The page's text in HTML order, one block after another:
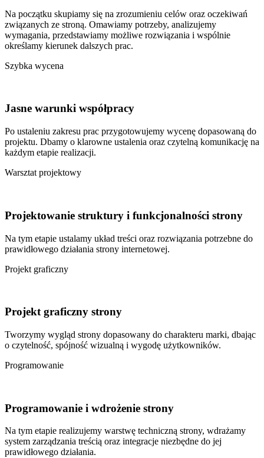
Na początku skupiamy się na zrozumieniu celów oraz oczekiwań
związanych ze stroną. Omawiamy potrzeby, analizujemy
wymagania, przedstawiamy możliwe rozwiązania i wspólnie
określamy kierunek dalszych prac.
Szybka wycena
Jasne warunki współpracy
Po ustaleniu zakresu prac przygotowujemy wycenę dopasowaną do
projektu. Dbamy o klarowne ustalenia oraz czytelną komunikację na
każdym etapie realizacji.
Warsztat projektowy
Projektowanie struktury i funkcjonalności strony
Na tym etapie ustalamy układ treści oraz rozwiązania potrzebne do
prawidłowego działania strony internetowej.
Projekt graficzny
Projekt graficzny strony
Tworzymy wygląd strony dopasowany do charakteru marki, dbając
o czytelność, spójność wizualną i wygodę użytkowników.
Programowanie
Programowanie i wdrożenie strony
Na tym etapie realizujemy warstwę techniczną strony, wdrażamy
system zarządzania treścią oraz integracje niezbędne do jej
prawidłowego działania.